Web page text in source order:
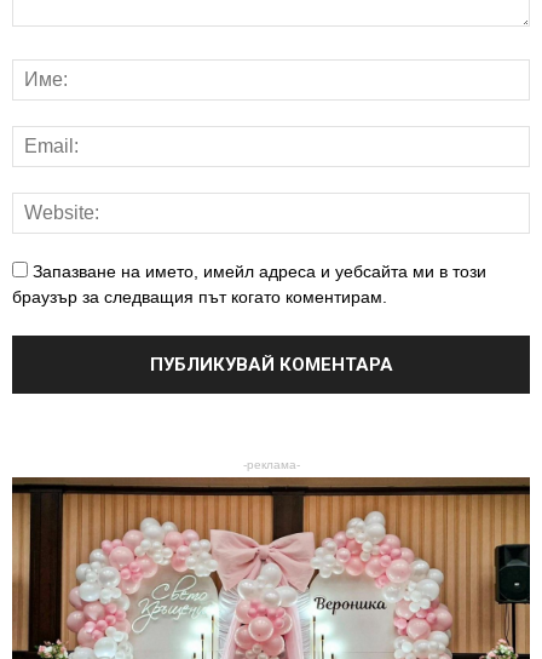
Запазване на името, имейл адреса и уебсайта ми в този
браузър за следващия път когато коментирам.
-реклама-